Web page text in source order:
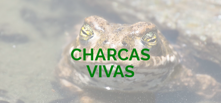
CHARCAS
VIVAS